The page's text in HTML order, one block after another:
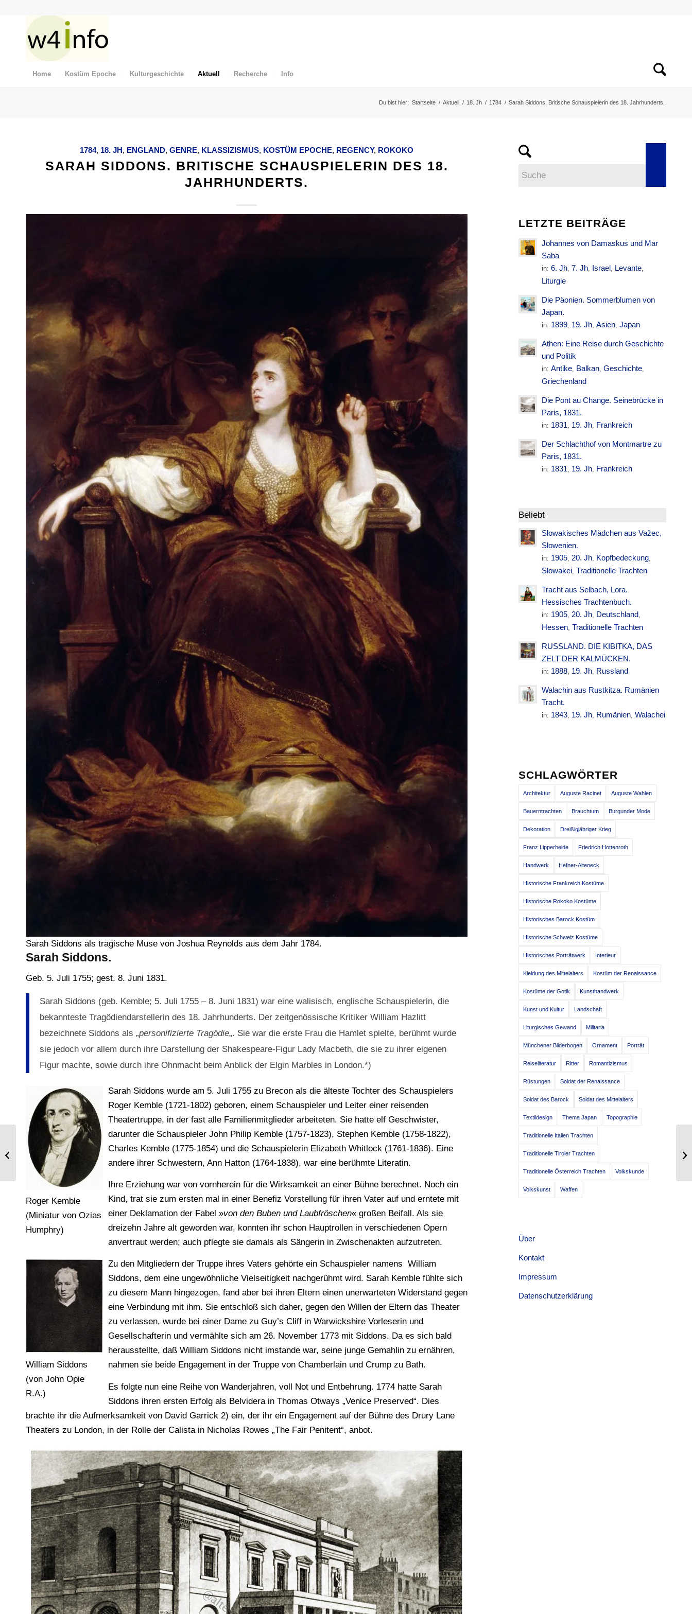
Home Kostüm Epoche Kulturgeschichte Aktuell Recherche Info
Du bist hier: Startseite / Aktuell / 18. Jh / 1784 / Sarah Siddons. Britische Schauspielerin des 18. Jahrhunderts.
1784, 18. JH, ENGLAND,GENRE, KLASSIZISMUS, KOSTÜM EPOCHE, REGENCY, ROKOKO
SARAH SIDDONS. BRITISCHE SCHAUSPIELERIN DES 18.
JAHRHUNDERTS.
Sarah Siddons als tragische Muse von Joshua Reynolds aus dem Jahr 1784.
Sarah Siddons.
Geb. 5. Juli 1755; gest. 8. Juni 1831.
Sarah Siddons (geb. Kemble; 5. Juli 1755 – 8. Juni 1831) war eine walisisch, englische Schauspielerin, die
bekannteste Tragödiendarstellerin des 18. Jahrhunderts. Der zeitgenössische Kritiker William Hazlitt
bezeichnete Siddons als „personifizierte Tragödie„. Sie war die erste Frau die Hamlet spielte, berühmt wurde
sie jedoch vor allem durch ihre Darstellung der Shakespeare-Figur Lady Macbeth, die sie zu ihrer eigenen
Figur machte, sowie durch ihre Ohnmacht beim Anblick der Elgin Marbles in London.*)
Roger Kemble
(Miniatur von Ozias
Humphry)
Sarah Siddons wurde am 5. Juli 1755 zu Brecon als die älteste Tochter des Schauspielers
Roger Kemble (1721-1802) geboren, einem Schauspieler und Leiter einer reisenden
Theatertruppe, in der fast alle Familienmitglieder arbeiteten. Sie hatte elf Geschwister,
darunter die Schauspieler John Philip Kemble (1757-1823), Stephen Kemble (1758-1822),
Charles Kemble (1775-1854) und die Schauspielerin Elizabeth Whitlock (1761-1836). Eine
andere ihrer Schwestern, Ann Hatton (1764-1838), war eine berühmte Literatin.
Ihre Erziehung war von vornherein für die Wirksamkeit an einer Bühne berechnet. Noch ein
Kind, trat sie zum ersten mal in einer Benefiz Vorstellung für ihren Vater auf und erntete mit
einer Deklamation der Fabel »von den Buben und Laubfröschen« großen Beifall. Als sie
dreizehn Jahre alt geworden war, konnten ihr schon Hauptrollen in verschiedenen Opern
anvertraut werden; auch pflegte sie damals als Sängerin in Zwischenakten aufzutreten.
William Siddons
(von John Opie
R.A.)
Zu den Mitgliedern der Truppe ihres Vaters gehörte ein Schauspieler namens William
Siddons, dem eine ungewöhnliche Vielseitigkeit nachgerühmt wird. Sarah Kemble fühlte sich
zu diesem Mann hingezogen, fand aber bei ihren Eltern einen unerwarteten Widerstand gegen
eine Verbindung mit ihm. Sie entschloß sich daher, gegen den Willen der Eltern das Theater
zu verlassen, wurde bei einer Dame zu Guy’s Cliff in Warwickshire Vorleserin und
Gesellschafterin und vermählte sich am 26. November 1773 mit Siddons. Da es sich bald
herausstellte, daß William Siddons nicht imstande war, seine junge Gemahlin zu ernähren,
nahmen sie beide Engagement in der Truppe von Chamberlain und Crump zu Bath.
Es folgte nun eine Reihe von Wanderjahren, voll Not und Entbehrung. 1774 hatte Sarah
Siddons ihren ersten Erfolg als Belvidera in Thomas Otways „Venice Preserved“. Dies
brachte ihr die Aufmerksamkeit von David Garrick 2) ein, der ihr ein Engagement auf der Bühne des Drury Lane
Theaters zu London, in der Rolle der Calista in Nicholas Rowes „The Fair Penitent“, anbot.
LETZTE BEITRÄGE
Johannes von Damaskus und Mar
Saba
in:6. Jh, 7. Jh, Israel, Levante,
Liturgie
Die Päonien. Sommerblumen von
Japan.
in: 1899, 19. Jh,Asien,Japan
Athen: Eine Reise durch Geschichte
und Politik
in:Antike, Balkan,Geschichte,
Griechenland
Die Pont au Change. Seinebrücke in
Paris, 1831.
in: 1831, 19. Jh, Frankreich
Der Schlachthof von Montmartre zu
Paris, 1831.
in: 1831, 19. Jh, Frankreich
Beliebt
Slowakisches Mädchen aus Važec,
Slowenien.
in: 1905,20. Jh, Kopfbedeckung,
Slowakei, Traditionelle Trachten
Tracht aus Selbach, Lora.
Hessisches Trachtenbuch.
in: 1905,20. Jh, Deutschland,
Hessen, Traditionelle Trachten
RUSSLAND. DIE KIBITKA, DAS
ZELT DER KALMÜCKEN.
in: 1888, 19. Jh, Russland
Walachin aus Rustkitza. Rumänien
Tracht.
in: 1843, 19. Jh, Rumänien,Walachei
SCHLAGWÖRTER
Architektur Auguste Racinet Auguste Wahlen
Bauerntrachten Brauchtum Burgunder Mode
Dekoration Dreißigjähriger Krieg
Franz Lipperheide Friedrich Hottenroth
Handwerk Hefner-Alteneck
Historische Frankreich Kostüme
Historische Rokoko Kostüme
Historisches Barock Kostüm
Historische Schweiz Kostüme
Historisches Porträtwerk Interieur
Kleidung des Mittelalters Kostüm der Renaissance
Kostüme der Gotik Kunsthandwerk
Kunst und Kultur Landschaft
Liturgisches Gewand Militaria
Münchener Bilderbogen Ornament Porträt
Reiseliteratur Ritter Romantizismus
Rüstungen Soldat der Renaissance
Soldat des Barock Soldat des Mittelalters
Textildesign Thema Japan Topographie
Traditionelle Italien Trachten
Traditionelle Tiroler Trachten
Traditionelle Österreich Trachten Volkskunde
Volkskunst Waffen
Über
Kontakt
Impressum
Datenschutzerklärung
Exemplare von römischen und
griechischen Glas der Antike.